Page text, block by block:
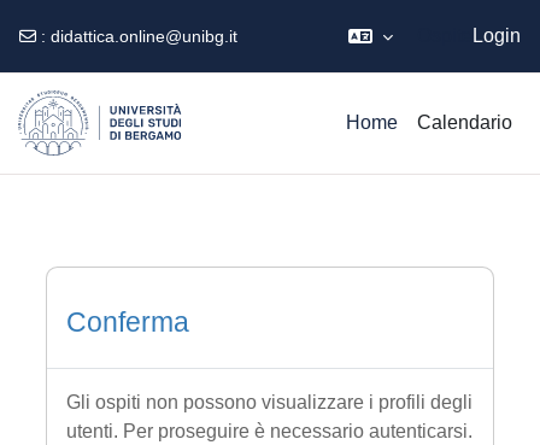
: didattica.online@unibg.it Login
Home Calendario
Conferma
Gli ospiti non possono visualizzare i profili degli
utenti. Per proseguire è necessario autenticarsi.